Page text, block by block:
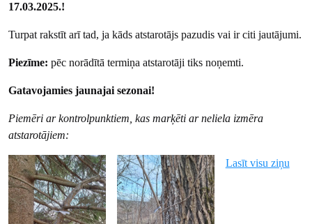
17.03.2025.!
Turpat rakstīt arī tad, ja kāds atstarotājs pazudis vai ir citi jautājumi.
Piezīme: pēc norādītā termiņa atstarotāji tiks noņemti.
Gatavojamies jaunajai sezonai!
Piemēri ar kontrolpunktiem, kas marķēti ar neliela izmēra
atstarotājiem:
Lasīt visu ziņu